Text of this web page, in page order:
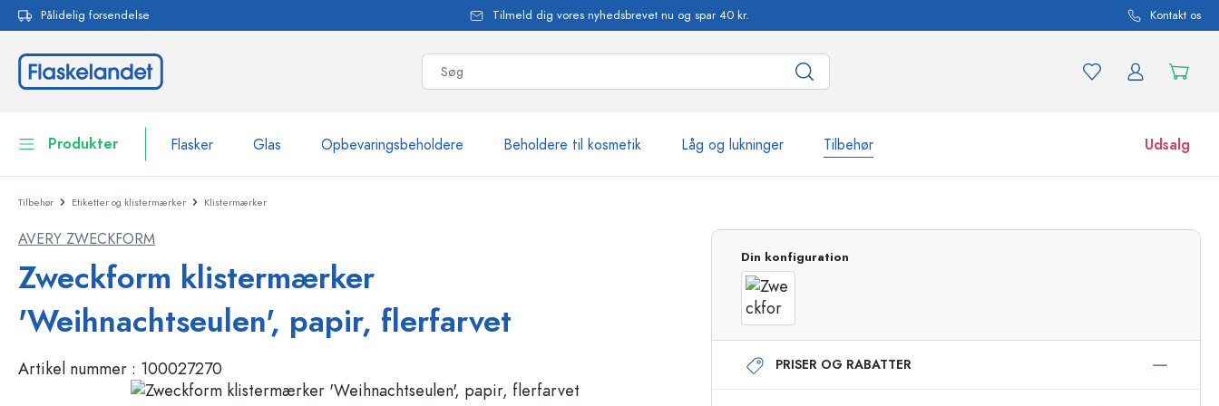
Gå til hovednavigation
Pålidelig forsendelse Tilmeld dig vores nyhedsbrevet nu og spar 40 kr. Kontakt os
Produkter Flasker Glas Opbevaringsbeholdere Beholdere til kosmetik Låg og lukninger Tilbehør Udsalg
Flasker
Opbevaringsbeholdere
Bordservice
Beholdere til kosmetik
Vis alle Flasker
Flasker efter mærke
WECK-flasker
Flasker efter funktion
Flasker med patentprop
Sprayflasker
Airless-dispensere
Roll-on flasker
Glas
Tilbehør Etiketter og klistermærker Klistermærker
AVERY ZWECKFORM
Zweckform klistermærker
'Weihnachtseulen', papir, flerfarvet
Artikel nummer : 100027270
Din konfiguration
PRISER OG RABATTER